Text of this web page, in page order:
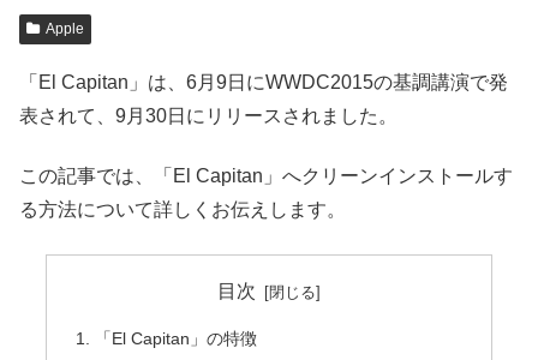
Apple
「El Capitan‎」は、6月9日にWWDC2015の基調講演で発
表されて、9月30日にリリースされました。
この記事では、「El Capitan」へクリーンインストールす
る方法について詳しくお伝えします。
目次
「El Capitan‎」の特徴